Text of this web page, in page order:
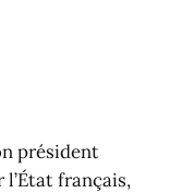
président
l’État français,